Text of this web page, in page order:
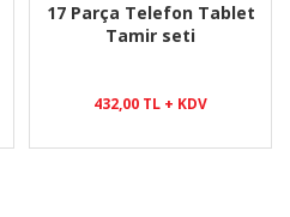
17 Parça Telefon Tablet
Tamir seti
432,00 TL + KDV